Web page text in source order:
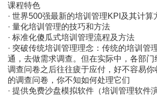
课程特色
· 世界500强最新的培训管理KPI及其计算
· 量化培训管理的技巧和方法
· 标准化傻瓜式培训管理流程及方法
· 突破传统培训管理理念：传统的培训管
通，去做需求调查。但在实际中，各部门
调查问卷之后往往疲于应付，好不容易你
的调查问卷，你不知如何处理它们
· 提供免费沙盘模拟软件（培训管理软件